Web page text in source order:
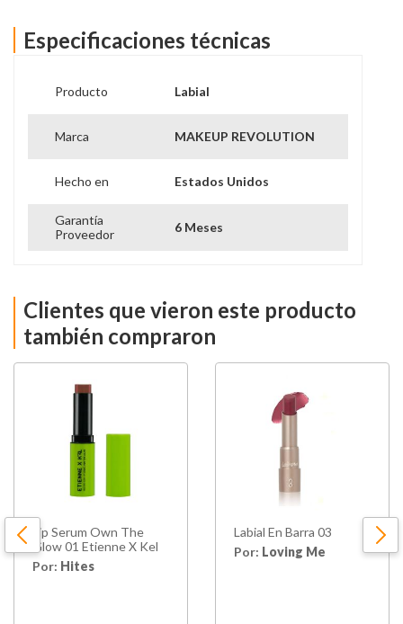
Especificaciones técnicas
Producto Labial
Marca MAKEUP REVOLUTION
Hecho en Estados Unidos
Garantía
Proveedor
6 Meses
Clientes que vieron este producto
también compraron
Lip Serum Own The
Glow 01 Etienne X Kel
Por: Hites
Labial En Barra 03
Por: Loving Me